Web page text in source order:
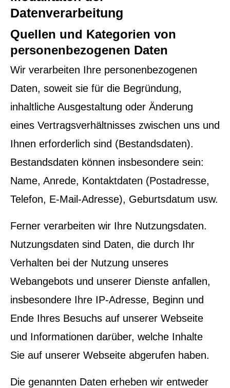
Datenverarbeitung
Quellen und Kategorien von
personenbezogenen Daten
Wir verarbeiten Ihre personenbezogenen
Daten, soweit sie für die Begründung,
inhaltliche Ausgestaltung oder Änderung
eines Vertragsverhältnisses zwischen uns und
Ihnen erforderlich sind (Bestandsdaten).
Bestandsdaten können insbesondere sein:
Name, Anrede, Kontaktdaten (Postadresse,
Telefon, E-Mail-Adresse), Geburts­datum usw.
Ferner verarbeiten wir Ihre Nutzungsdaten.
Nutzungsdaten sind Daten, die durch Ihr
Verhalten bei der Nutzung unseres
Webangebots und unserer Dienste anfallen,
insbesondere Ihre IP-Adresse, Beginn und
Ende Ihres Besuchs auf unserer Webseite
und Informationen darüber, welche Inhalte
Sie auf unserer Webseite abgerufen haben.
Die genannten Daten erheben wir entweder